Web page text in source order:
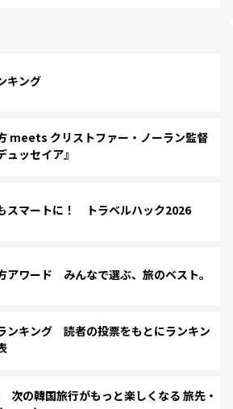
キング
meets クリストファー・ノーラン監督
ュッセイア』
スマートに！ トラベルハック2026
アワード みんなで選ぶ、旅のベスト。
ンキング 読者の投票をもとにランキン
の韓国旅行がもっと楽しくなる 旅先・